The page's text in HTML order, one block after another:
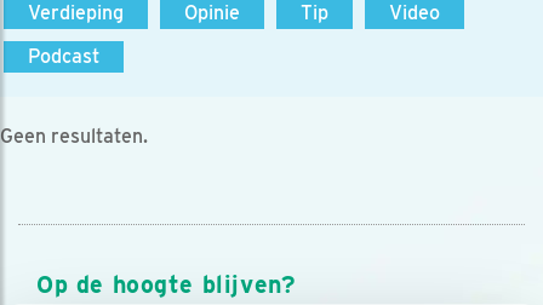
Verdieping
Opinie Tip
Video
Podcast
Geen resultaten.
Op de hoogte blijven?